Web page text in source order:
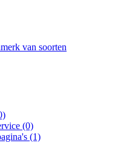
van soorten
(0)
(1)